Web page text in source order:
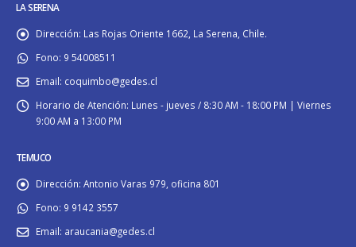
LA SERENA
Dirección: Las Rojas Oriente 1662, La Serena, Chile.
Fono: 9 54008511
Email: coquimbo@gedes.cl
Horario de Atención: Lunes - jueves / 8:30 AM - 18:00 PM | Viernes
9:00 AM a 13:00 PM
TEMUCO
Dirección: Antonio Varas 979, oficina 801
Fono: 9 9142 3557
Email: araucania@gedes.cl